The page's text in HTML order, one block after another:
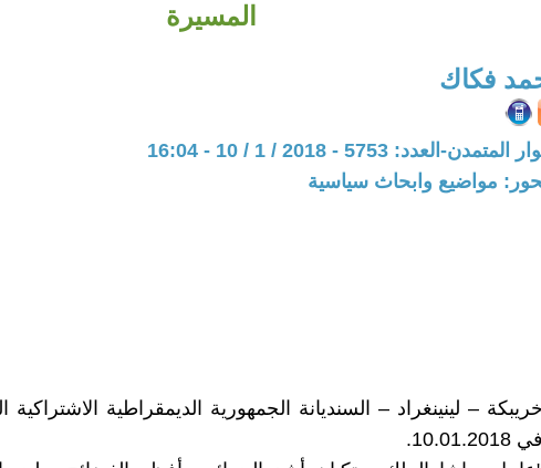
المسيرة
فكاك
المتمدن-العدد: 5753 - 2018 / 1 / 10 - 16:04
مواضيع وابحاث سياسية
خريبكة – لينينغراد – السنديانة الجمهورية الديمقراطية الاشتراكية
في 10.01.2018.